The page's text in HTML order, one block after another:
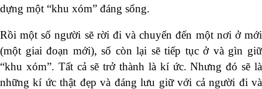
dựng một “khu xóm” đáng sống.
Rồi một số người sẽ rời đi và chuyển đến một nơi ở mới
(một giai đoạn mới), số còn lại sẽ tiếp tục ở và gìn giữ
“khu xóm”. Tất cả sẽ trở thành là kí ức. Nhưng đó sẽ là
những kí ức thật đẹp và đáng lưu giữ với cả người đi và